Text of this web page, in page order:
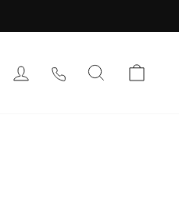
AUTENTIFICARE /CAUTARE